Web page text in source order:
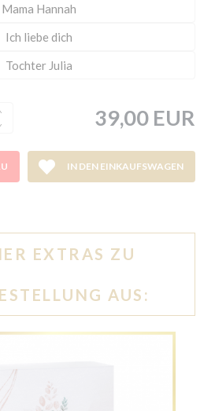
39,00 EUR
IN DEN EINKAUFSWAGEN
EXTRAS ZU
AUS: